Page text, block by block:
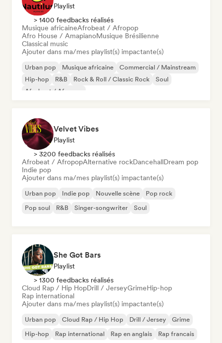
Playlist
> 1400 feedbacks réalisés
Musique africaineAfrobeat / Afropop
Afro House / AmapianoMusique Brésilienne
Classical music
Ajouter dans ma/mes playlist(s) impactante(s)
Urban pop Musique africaine
Commercial / Mainstream
Hip-hop
R&B Rock & Roll / Classic Rock
Soul
Afrobeat / Afropop
Velvet Vibes
Playlist
> 3200 feedbacks réalisés
Afrobeat / AfropopAlternative rockDancehallDream pop
Indie pop
Ajouter dans ma/mes playlist(s) impactante(s)
Urban pop Indie pop Nouvelle scène
Pop rock
Pop soul
R&B Singer-songwriter Soul
She Got Bars
Playlist
> 1300 feedbacks réalisés
Cloud Rap / Hip HopDrill / JerseyGrimeHip-hop
Rap international
Ajouter dans ma/mes playlist(s) impactante(s)
Urban pop Cloud Rap / Hip Hop Drill / Jersey
Grime
Hip-hop
Rap international Rap en anglais Rap francais